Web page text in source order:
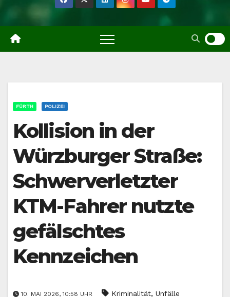
FÜRTH POLIZEI
Kollision in der
Würzburger Straße:
Schwerverletzter
KTM-Fahrer nutzte
gefälschtes
Kennzeichen
10. MAI 2026, 10:58 UHR Kriminalität, Unfälle